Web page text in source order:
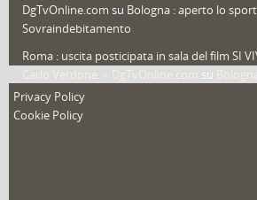
DgTvOnline.com su Bologna : aperto lo
Sovraindebitamento
Roma : uscita posticipata in sala del film SI
su
nuovo film
Privacy Policy
Cookie Policy